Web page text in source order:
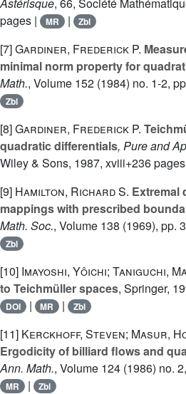
pages |
MR | Zbl
[7]Gardiner, Frederick P.
minimal norm property for
Math., Volume 152 (1984) no. 1-2,
Zbl
[8]Gardiner, Frederick P.
quadratic differentials, Pure and
Wiley & Sons, 1987, xviii+236
[9] Hamilton, Richard S. Extremal
mappings with prescribed
Math. Soc., Volume 138 (1969), pp.
Zbl
[10] Imayoshi, Yôichi; Taniguchi,
to Teichmüller spaces, Springer,
DOI | MR | Zbl
[11] Kerckhoff, Steven; Masur,
Ergodicity of billiard flows and
Ann. Math., Volume 124 (1986) no.
MR | Zbl